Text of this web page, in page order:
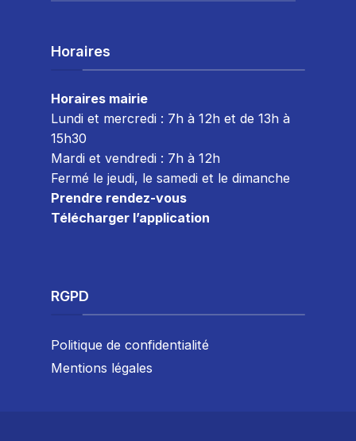
Horaires
Horaires mairie
Lundi et mercredi : 7h à 12h et de 13h à
15h30
Mardi et vendredi : 7h à 12h
Fermé le jeudi, le samedi et le dimanche
Prendre rendez-vous
Télécharger l’application
RGPD
Politique de confidentialité
Mentions légales